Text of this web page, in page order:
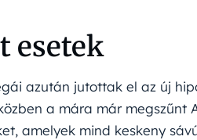
esetek
azután jutottak el az új
a mára már
amelyek mind keskeny